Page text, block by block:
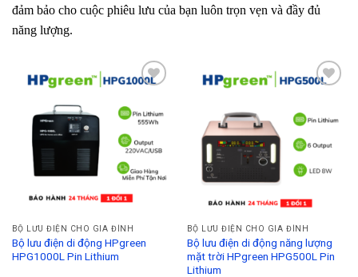
đảm bảo cho cuộc phiêu lưu của bạn luôn trọn vẹn và đầy đủ
năng lượng.
Wishlist
BỘ LƯU ĐIỆN CHO GIA ĐÌNH
Bộ lưu điện di động HPgreen
HPG1000L Pin Lithium
BỘ LƯU ĐIỆN CHO GIA ĐÌNH
Bộ lưu điện di động năng lượng
mặt trời HPgreen HPG500L Pin
Lithium